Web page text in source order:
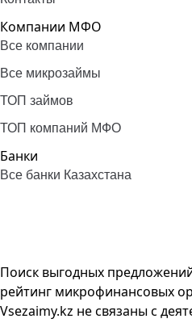
Компании МФО
Все компании
Все микрозаймы
ТОП займов
ТОП компаний МФО
Банки
Все банки Казахстана
Поиск выгодных
рейтинг микрофинансовых
Vsezaimy.kz не связаны с